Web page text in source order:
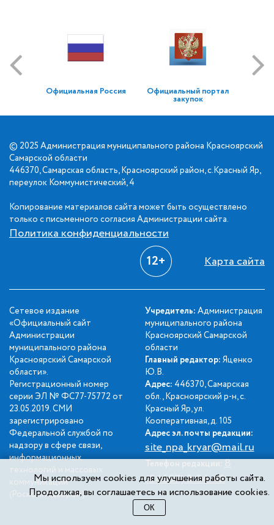
Официальная Россия Официальный портал
закупок
© 2025 Администрация муниципального района Красноярский
Самарской области
446370, Самарская область, Красноярский район, с.Красный Яр,
переулок Коммунистический, 4
Копирование материалов сайта может быть осуществлено
только с письменного согласия Администрации сайта.
Политика конфиденциальности
12+ Карта сайта
Сетевое издание
«Официальный сайт
Администрации
муниципального района
Красноярский Самарской
области».
Регистрационный номер
серии ЭЛ № ФС77-75772 от
23.05.2019. СМИ
зарегистрировано
Федеральной службой по
надзору в сфере связи,
информационных
технологий и массовых
коммуникаций
(Роскомнадзором).
Учредитель: Администрация
муниципального района
Красноярский Самарской
области
Главный редактор: Яценко
Ю.В.
Адрес: 446370, Самарская
обл., Красноярский р-н, с.
Красный Яр, ул.
Кооперативная, д. 105
Адрес эл. почты редакции:
site_npa_kryar@mail.ru
Телефон редакции: 8
(84657) 2-34-42
Мы используем cookies для улучшения работы сайта.
Продолжая, вы соглашаетесь на использование cookies.
ОК